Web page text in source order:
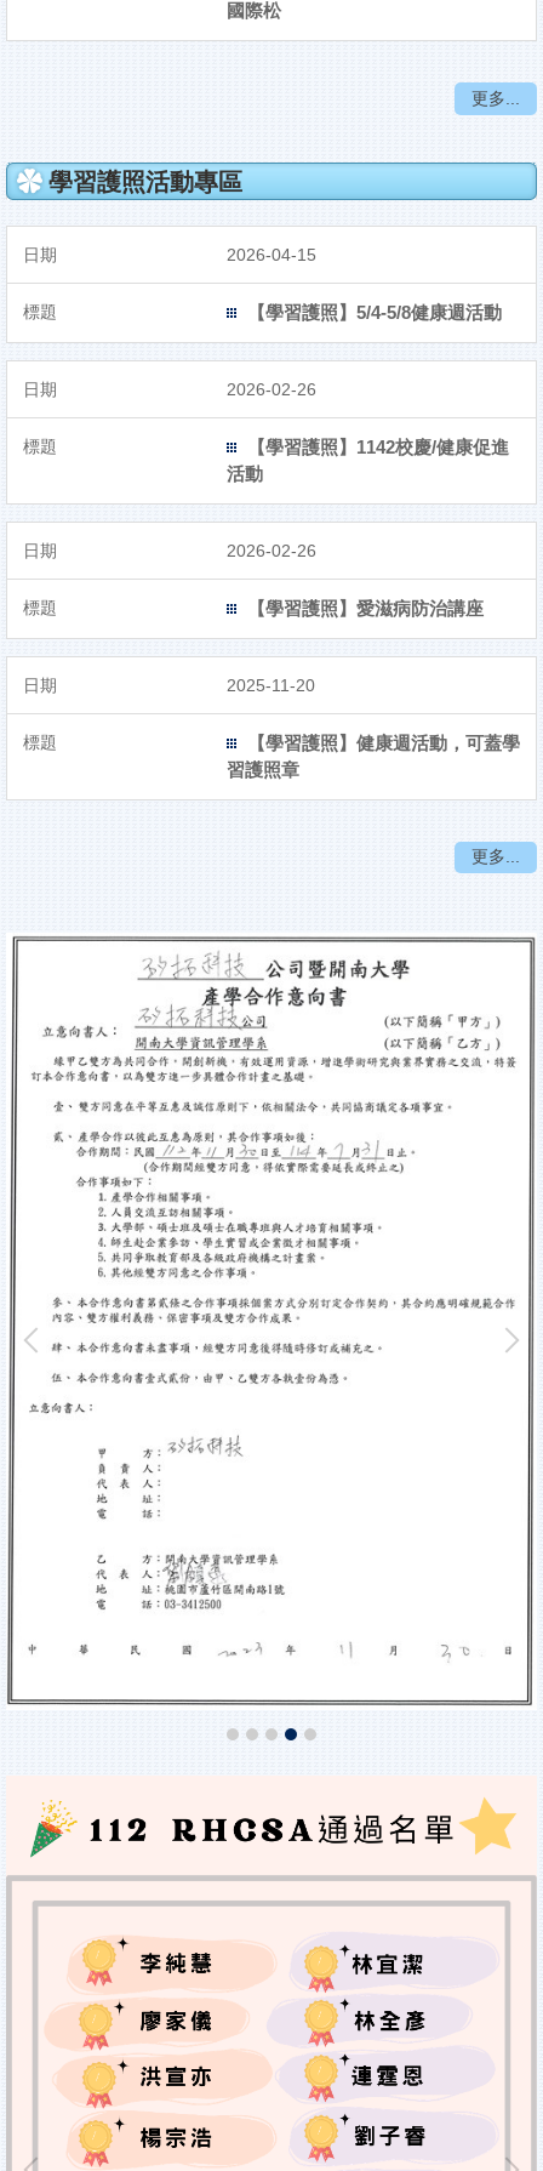
國際松
更多...
學習護照活動專區
2026-04-15
【學習護照】5/4-5/8健康週活動
2026-02-26
【學習護照】1142校慶/健康促進
活動
2026-02-26
【學習護照】愛滋病防治講座
2025-11-20
【學習護照】健康週活動，可蓋學
習護照章
更多...